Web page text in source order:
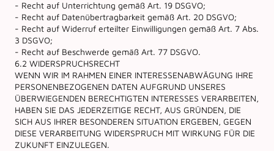
- Recht auf Unterrichtung gemäß Art. 19 DSGVO;
- Recht auf Datenübertragbarkeit gemäß Art. 20 DSGVO;
- Recht auf Widerruf erteilter Einwilligungen gemäß Art. 7 Abs.
3 DSGVO;
- Recht auf Beschwerde gemäß Art. 77 DSGVO.
6.2 WIDERSPRUCHSRECHT
WENN WIR IM RAHMEN EINER INTERESSENABWÄGUNG IHRE
PERSONENBEZOGENEN DATEN AUFGRUND UNSERES
ÜBERWIEGENDEN BERECHTIGTEN INTERESSES VERARBEITEN,
HABEN SIE DAS JEDERZEITIGE RECHT, AUS GRÜNDEN, DIE
SICH AUS IHRER BESONDEREN SITUATION ERGEBEN, GEGEN
DIESE VERARBEITUNG WIDERSPRUCH MIT WIRKUNG FÜR DIE
ZUKUNFT EINZULEGEN.